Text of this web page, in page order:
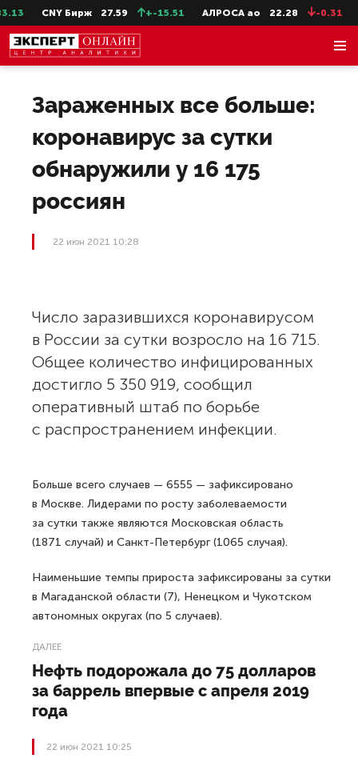
CNY Бирж 27.59 +-15.51 АЛРОСА ао 22.28 -0.31
Зараженных все больше:
коронавирус за сутки
обнаружили у 16 175
россиян
22 июн 2021 10:28
Число заразившихся коронавирусом
в России за сутки возросло на 16 715.
Общее количество инфицированных
достигло 5 350 919, сообщил
оперативный штаб по борьбе
с распространением инфекции.
Больше всего случаев — 6555 — зафиксировано
в Москве. Лидерами по росту заболеваемости
за сутки также являются Московская область
(1871 случай) и Санкт-Петербург (1065 случая).
Наименьшие темпы прироста зафиксированы за сутки
в Магаданской области (7), Ненецком и Чукотском
автономных округах (по 5 случаев).
ДАЛЕЕ
Нефть подорожала до 75 долларов
за баррель впервые с апреля 2019
года
22 июн 2021 10:25